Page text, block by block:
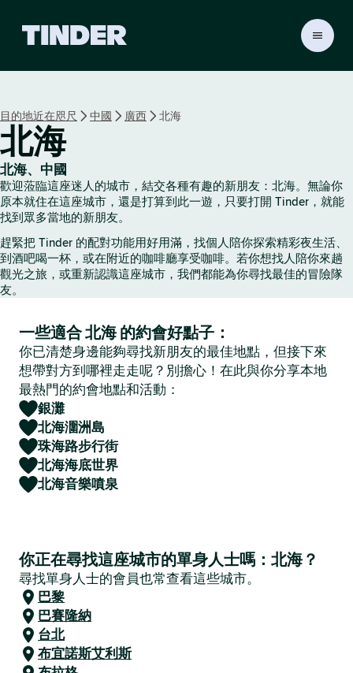
r
目的地近在咫尺 中國 廣西 北海
北海
北海、中國
歡迎蒞臨這座迷人的城市，結交各種有趣的新朋友：北海。無論你
原本就住在這座城市，還是打算到此一遊，只要打開 Tinder，就能
找到眾多當地的新朋友。
趕緊把 Tinder 的配對功能用好用滿，找個人陪你探索精彩夜生活、
到酒吧喝一杯，或在附近的咖啡廳享受咖啡。若你想找人陪你來趟
觀光之旅，或重新認識這座城市，我們都能為你尋找最佳的冒險隊
友。
一些適合 北海 的約會好點子：
你已清楚身邊能夠尋找新朋友的最佳地點，但接下來
想帶對方到哪裡走走呢？別擔心！在此與你分享本地
最熱門的約會地點和活動：
銀灘
北海潿洲島
珠海路步行街
北海海底世界
北海音樂噴泉
你正在尋找這座城市的單身人士嗎：北海？
尋找單身人士的會員也常查看這些城市。
巴黎
巴賽隆納
台北
布宜諾斯艾利斯